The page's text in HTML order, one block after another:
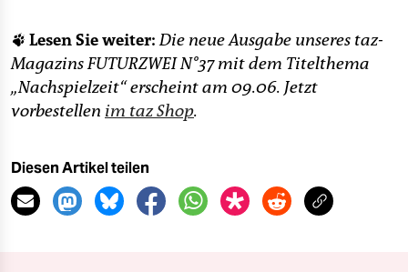
🐾 Lesen Sie weiter:Die neue Ausgabe unseres taz-
Magazins FUTURZWEI N°37 mit dem Titelthema
„Nachspielzeit“ erscheint am 09.06. Jetzt
vorbestellen im taz Shop.
Diesen Artikel teilen